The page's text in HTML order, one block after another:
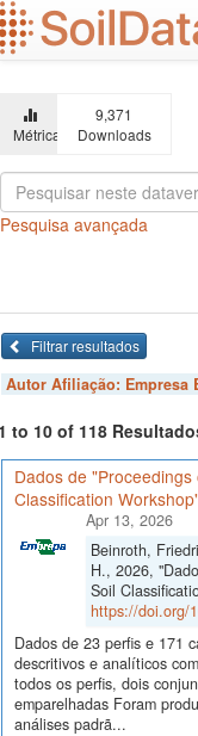
Ir
para
o
principal
Métricas
9,371
Downloads
Pesquisa avançada
Filtrar resultados
Autor Afiliação: Empresa
to 10 of 118
Dados de
Classification
Apr 13, 2026
Beinroth,
H., 2026,
Soil
https://doi.org/
Dados de 23 perfis e 171
descritivos e analíticos
todos os perfis, dois
emparelhadas Foram
análises padrã...